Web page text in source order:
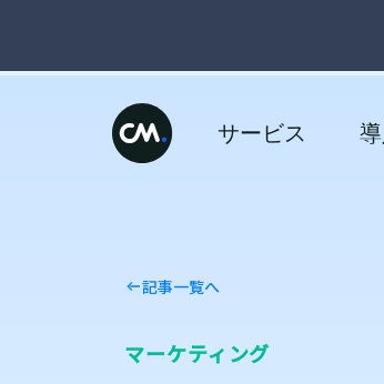
サービス
記事一覧へ
マーケティング